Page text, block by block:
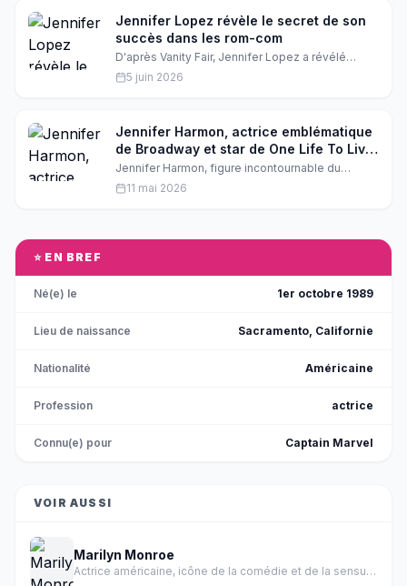
Marjanović, a qualifié Watson d'actrice
exceptionnelle.
Jennifer Lopez révèle le secret de son
succès dans les rom-com
D'après Vanity Fair, Jennifer Lopez a révélé
comment elle utilise les comédies romantiques
pour réaffirmer son histoire personnelle. Depuis
5 juin 2026
Jennifer Harmon, actrice emblématique
de Broadway et star de One Life To Live,
s’éteint à 82 ans
Jennifer Harmon, figure incontournable du
théâtre new-yorkais et visage familier du soap
ABC One Life To Live dans les années 70, est
des arts dramatiques.
11 mai 2026
⭐ EN BREF
Né(e) le 1er octobre 1989
Lieu de naissance Sacramento, Californie
Nationalité Américaine
Profession actrice
Connu(e) pour Captain Marvel
VOIR AUSSI
Marilyn Monroe
Actrice américaine, icône de la comédie et de la sensualité des années 1950.